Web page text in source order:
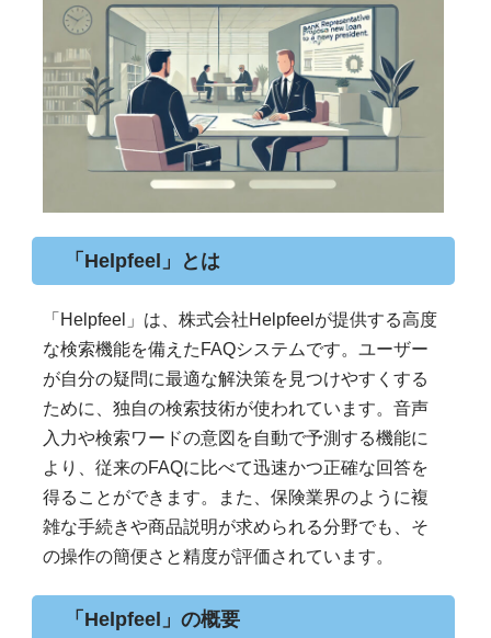
「Helpfeel」とは
「Helpfeel」は、株式会社Helpfeelが提供する高度
な検索機能を備えたFAQシステムです。ユーザー
が自分の疑問に最適な解決策を見つけやすくする
ために、独自の検索技術が使われています。音声
入力や検索ワードの意図を自動で予測する機能に
より、従来のFAQに比べて迅速かつ正確な回答を
得ることができます。また、保険業界のように複
雑な手続きや商品説明が求められる分野でも、そ
の操作の簡便さと精度が評価されています。
「Helpfeel」の概要